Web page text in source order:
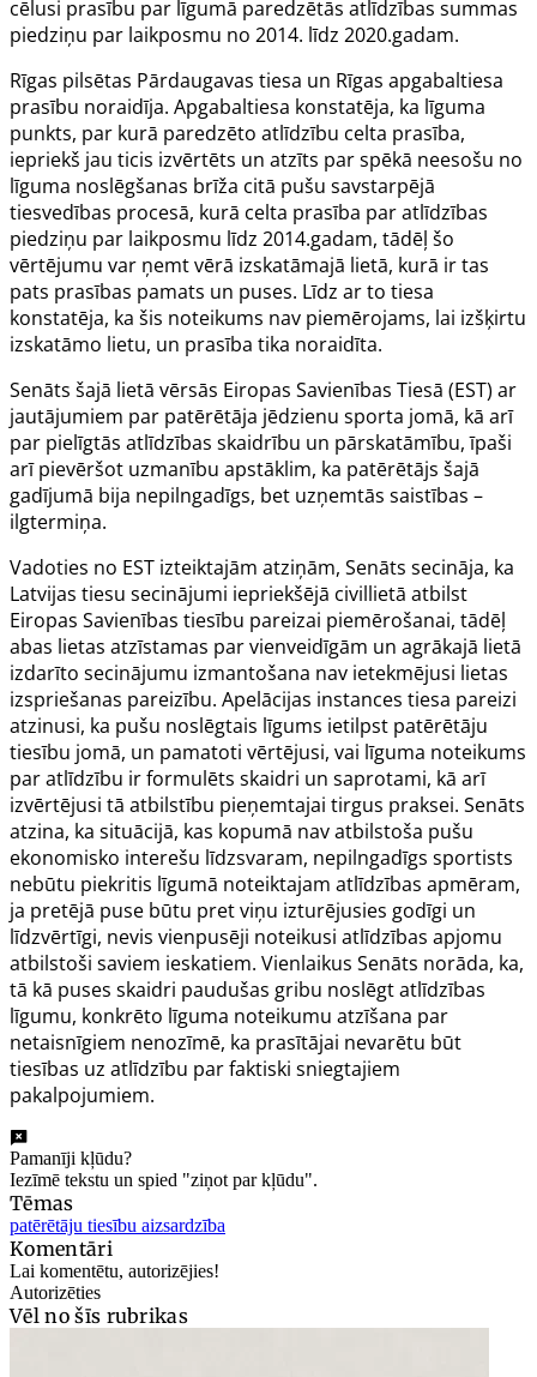
cēlusi prasību par līgumā paredzētās atlīdzības summas
piedziņu par laikposmu no 2014. līdz 2020.gadam.
Rīgas pilsētas Pārdaugavas tiesa un Rīgas apgabaltiesa
prasību noraidīja. Apgabaltiesa konstatēja, ka līguma
punkts, par kurā paredzēto atlīdzību celta prasība,
iepriekš jau ticis izvērtēts un atzīts par spēkā neesošu no
līguma noslēgšanas brīža citā pušu savstarpējā
tiesvedības procesā, kurā celta prasība par atlīdzības
piedziņu par laikposmu līdz 2014.gadam, tādēļ šo
vērtējumu var ņemt vērā izskatāmajā lietā, kurā ir tas
pats prasības pamats un puses. Līdz ar to tiesa
konstatēja, ka šis noteikums nav piemērojams, lai izšķirtu
izskatāmo lietu, un prasība tika noraidīta.
Senāts šajā lietā vērsās Eiropas Savienības Tiesā (EST) ar
jautājumiem par patērētāja jēdzienu sporta jomā, kā arī
par pielīgtās atlīdzības skaidrību un pārskatāmību, īpaši
arī pievēršot uzmanību apstāklim, ka patērētājs šajā
gadījumā bija nepilngadīgs, bet uzņemtās saistības –
ilgtermiņa.
Vadoties no EST izteiktajām atziņām, Senāts secināja, ka
Latvijas tiesu secinājumi iepriekšējā civillietā atbilst
Eiropas Savienības tiesību pareizai piemērošanai, tādēļ
abas lietas atzīstamas par vienveidīgām un agrākajā lietā
izdarīto secinājumu izmantošana nav ietekmējusi lietas
izspriešanas pareizību. Apelācijas instances tiesa pareizi
atzinusi, ka pušu noslēgtais līgums ietilpst patērētāju
tiesību jomā, un pamatoti vērtējusi, vai līguma noteikums
par atlīdzību ir formulēts skaidri un saprotami, kā arī
izvērtējusi tā atbilstību pieņemtajai tirgus praksei. Senāts
atzina, ka situācijā, kas kopumā nav atbilstoša pušu
ekonomisko interešu līdzsvaram, nepilngadīgs sportists
nebūtu piekritis līgumā noteiktajam atlīdzības apmēram,
ja pretējā puse būtu pret viņu izturējusies godīgi un
līdzvērtīgi, nevis vienpusēji noteikusi atlīdzības apjomu
atbilstoši saviem ieskatiem. Vienlaikus Senāts norāda, ka,
tā kā puses skaidri paudušas gribu noslēgt atlīdzības
līgumu, konkrēto līguma noteikumu atzīšana par
netaisnīgiem nenozīmē, ka prasītājai nevarētu būt
tiesības uz atlīdzību par faktiski sniegtajiem
pakalpojumiem.
Pamanīji kļūdu?
Iezīmē tekstu un spied "ziņot par kļūdu".
Tēmas
patērētāju tiesību aizsardzība
Komentāri
Lai komentētu, autorizējies!
Autorizēties
Vēl no šīs rubrikas